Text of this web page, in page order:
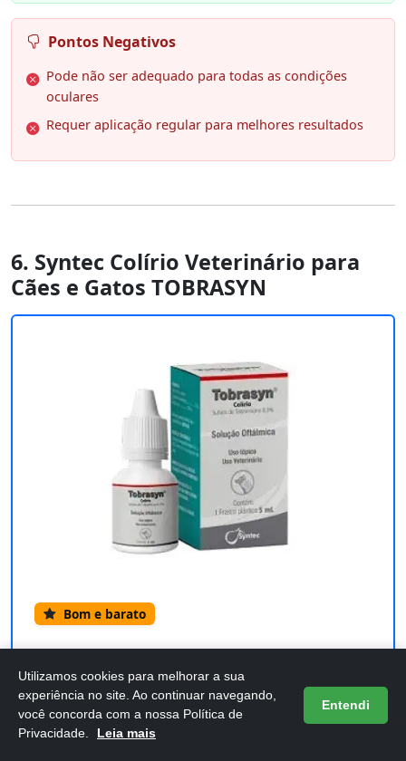
Pontos Negativos
Pode não ser adequado para todas as condições
oculares
Requer aplicação regular para melhores resultados
6. Syntec Colírio Veterinário para
Cães e Gatos TOBRASYN
Bom e barato
Syntec Colírio Veterinário para Cães e
Gatos TOBRASYN
Confira os detalhes completos e o preço atual
Utilizamos cookies para melhorar a sua
experiência no site. Ao continuar navegando,
você concorda com a nossa Política de
Privacidade.
Leia mais
Entendi